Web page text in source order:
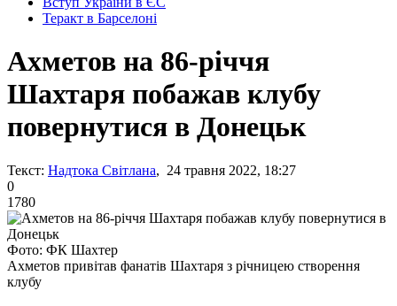
Теракт в Барселоні
Ахметов на 86-річчя
Шахтаря побажав клубу
повернутися в Донецьк
Текст: Надтока Світлана, 24 травня 2022, 18:27
0
1780
Фото: ФК Шахтер
Ахметов привітав фанатів Шахтаря з річницею створення
клубу